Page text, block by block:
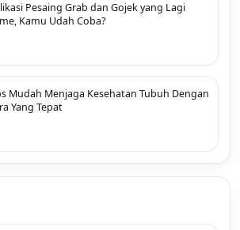
Pesaing Grab dan Gojek yang Lagi
Kamu Udah Coba?
Mudah Menjaga Kesehatan Tubuh Dengan
Yang Tepat